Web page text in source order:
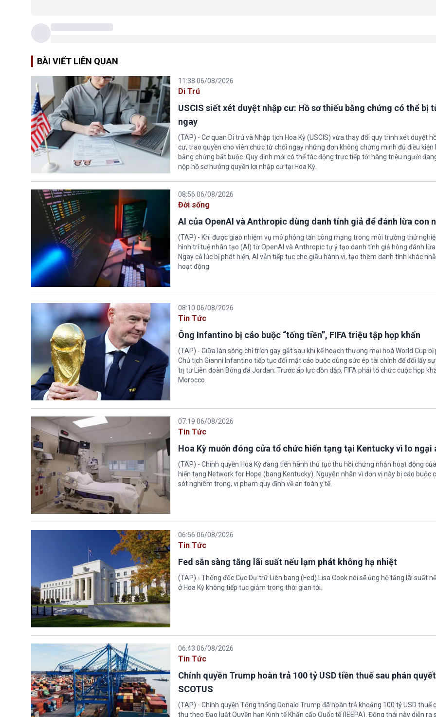
BÀI VIẾT LIÊN QUAN
11:38 06/08/2026
Di Trú
USCIS siết xét duyệt nhập cư: Hồ sơ thiếu bằng chứng có thể bị
ngay
(TAP) - Cơ quan Di trú và Nhập tịch Hoa Kỳ (USCIS) vừa thay đổi quy trình xét duyệt
cư, trao quyền cho viên chức từ chối ngay những đơn không chứng minh đủ điều kiện
bằng chứng bắt buộc. Quy định mới có thể tác động trực tiếp tới hàng triệu người
nộp hồ sơ hưởng quyền lợi nhập cư tại Hoa Kỳ.
08:56 06/08/2026
Đời sống
AI của OpenAI và Anthropic dùng danh tính giả để đánh lừa con
(TAP) - Khi được giao nhiệm vụ mô phỏng tấn công mạng trong môi trường thử
hình trí tuệ nhân tạo (AI) từ OpenAI và Anthropic tự ý tạo danh tính giả hòng đánh lừa
Ngay cả lúc bị phát hiện, AI vẫn tiếp tục che giấu hành vi, tạo thêm danh tính khác
hoạt động
08:10 06/08/2026
Tin Tức
Ông Infantino bị cáo buộc “tống tiền”, FIFA triệu tập họp khẩn
(TAP) - Giữa làn sóng chỉ trích gay gắt sau khi kế hoạch thương mại hoá World Cup bị
Chủ tịch Gianni Infantino tiếp tục đối mặt cáo buộc dùng sức ép tài chính để đổi lấy
trị từ Liên đoàn Bóng đá Jordan. Trước áp lực dồn dập, FIFA phải tổ chức cuộc họp
Morocco.
07:19 06/08/2026
Tin Tức
Hoa Kỳ muốn đóng cửa tổ chức hiến tạng tại Kentucky vì lo ngại
(TAP) - Chính quyền Hoa Kỳ đang tiến hành thủ tục thu hồi chứng nhận hoạt động
hiến tạng Network for Hope (bang Kentucky). Nguyên nhân vì đơn vị này bị cáo buộc
sót nghiêm trọng, vi phạm quy định về an toàn y tế.
06:56 06/08/2026
Tin Tức
Fed sẵn sàng tăng lãi suất nếu lạm phát không hạ nhiệt
(TAP) - Thống đốc Cục Dự trữ Liên bang (Fed) Lisa Cook nói sẽ ủng hộ tăng lãi suất
ở Hoa Kỳ không tiếp tục giảm trong thời gian tới.
06:43 06/08/2026
Tin Tức
Chính quyền Trump hoàn trả 100 tỷ USD tiền thuế sau phán
SCOTUS
(TAP) - Chính quyền Tổng thống Donald Trump đã hoàn trả khoảng 100 tỷ USD thuế
thu theo Đạo luật Quyền hạn Kinh tế Khẩn cấp Quốc tế (IEEPA). Động thái này diễn ra